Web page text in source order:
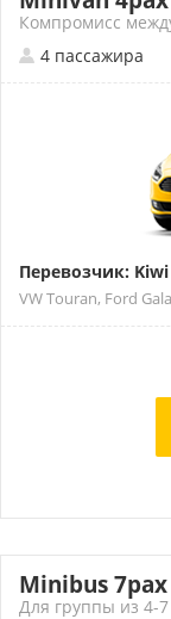
Компромисс
4 пассажира
Перевозчик: Kiwi
VW Touran, Ford
Minibus 7pax
Для группы из 4-